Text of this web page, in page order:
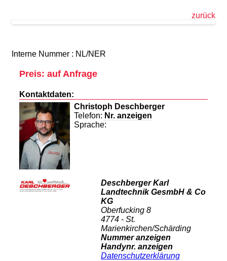
zurück
Interne Nummer : NL/NER
Preis: auf Anfrage
Kontaktdaten:
Christoph Deschberger
Telefon: Nr. anzeigen
Sprache:
Deschberger Karl
Landtechnik GesmbH & Co
KG
Oberfucking 8
4774 - St.
Marienkirchen/Schärding
Nummer anzeigen
Handynr. anzeigen
Datenschutzerklärung